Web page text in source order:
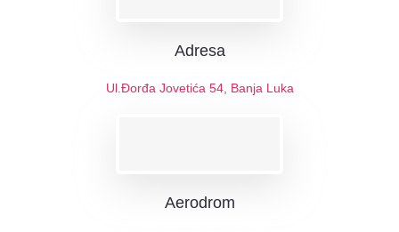
Adresa
Ul.Đorđa Jovetića 54, Banja Luka
Aerodrom